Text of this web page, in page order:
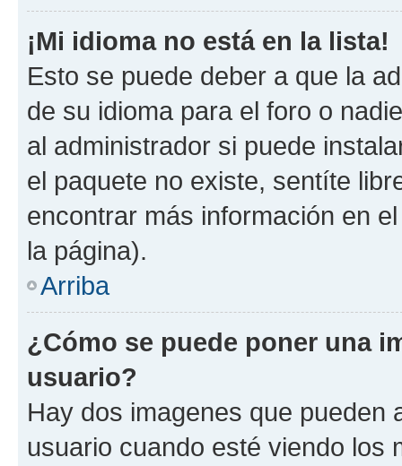
¡Mi idioma no está en la lista!
Esto se puede deber a que la
de su idioma para el foro o
al administrador si puede
el paquete no existe, sentíte
encontrar más información en
la página).
Arriba
¿Cómo se puede poner una
usuario?
Hay dos imagenes que pueden
usuario cuando esté viendo los